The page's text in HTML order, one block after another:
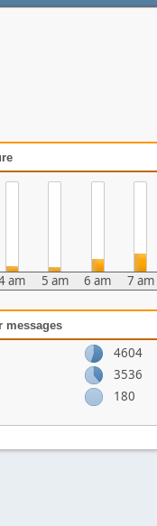
am 5 am 6 am 7 am
messages
4604
3536
180